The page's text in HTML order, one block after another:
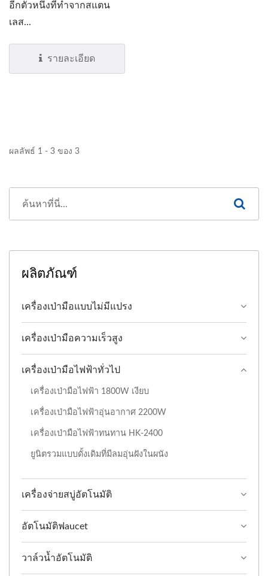
อีกตัวหนึ่งที่ทำจากสแตน
เลส...
รายละเอียด
ผลลัพธ์ 1 - 3 ของ 3
ผลิตภัณฑ์
เครื่องเป่ามือแบบไม่มีแปรง
เครื่องเป่ามือความเร็วสูง
เครื่องเป่ามือไฟฟ้าทั่วไป
เครื่องเป่ามือไฟฟ้า 1800W เงียบ
เครื่องเป่ามือไฟฟ้าอุ่นอากาศ 2200W
เครื่องเป่ามือไฟฟ้าทนทาน HK-2400
ยูนิตรวมแบบดั้งเดิมที่มีลมอุ่นฝังในผนัง
เครื่องจ่ายสบู่อัตโนมัติ
อัตโนมัติฟaucet
วาล์วน้ำอัตโนมัติ